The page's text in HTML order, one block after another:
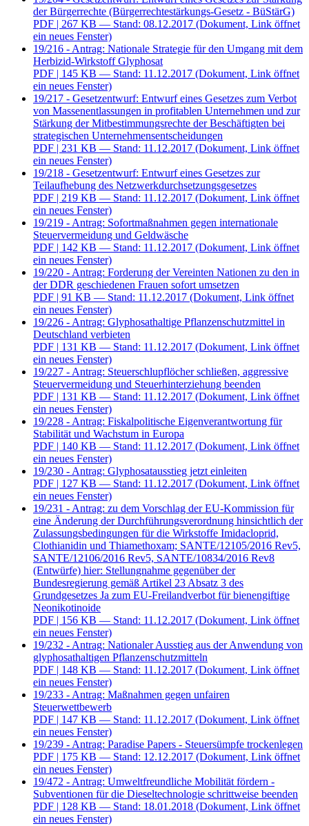
der Bürgerrechte (Bürgerrechtestärkungs-Gesetz - BüStärG)
PDF | 267 KB — Stand: 08.12.2017 (Dokument, Link öffnet
ein neues Fenster)
19/216 - Antrag: Nationale Strategie für den Umgang mit dem
Herbizid-Wirkstoff Glyphosat
PDF | 145 KB — Stand: 11.12.2017 (Dokument, Link öffnet
ein neues Fenster)
19/217 - Gesetzentwurf: Entwurf eines Gesetzes zum Verbot
von Massenentlassungen in profitablen Unternehmen und zur
Stärkung der Mitbestimmungsrechte der Beschäftigten bei
strategischen Unternehmensentscheidungen
PDF | 231 KB — Stand: 11.12.2017 (Dokument, Link öffnet
ein neues Fenster)
19/218 - Gesetzentwurf: Entwurf eines Gesetzes zur
Teilaufhebung des Netzwerkdurchsetzungsgesetzes
PDF | 219 KB — Stand: 11.12.2017 (Dokument, Link öffnet
ein neues Fenster)
19/219 - Antrag: Sofortmaßnahmen gegen internationale
Steuervermeidung und Geldwäsche
PDF | 142 KB — Stand: 11.12.2017 (Dokument, Link öffnet
ein neues Fenster)
19/220 - Antrag: Forderung der Vereinten Nationen zu den in
der DDR geschiedenen Frauen sofort umsetzen
PDF | 91 KB — Stand: 11.12.2017 (Dokument, Link öffnet
ein neues Fenster)
19/226 - Antrag: Glyphosathaltige Pflanzenschutzmittel in
Deutschland verbieten
PDF | 131 KB — Stand: 11.12.2017 (Dokument, Link öffnet
ein neues Fenster)
19/227 - Antrag: Steuerschlupflöcher schließen, aggressive
Steuervermeidung und Steuerhinterziehung beenden
PDF | 131 KB — Stand: 11.12.2017 (Dokument, Link öffnet
ein neues Fenster)
19/228 - Antrag: Fiskalpolitische Eigenverantwortung für
Stabilität und Wachstum in Europa
PDF | 140 KB — Stand: 11.12.2017 (Dokument, Link öffnet
ein neues Fenster)
19/230 - Antrag: Glyphosatausstieg jetzt einleiten
PDF | 127 KB — Stand: 11.12.2017 (Dokument, Link öffnet
ein neues Fenster)
19/231 - Antrag: zu dem Vorschlag der EU-Kommission für
eine Änderung der Durchführungsverordnung hinsichtlich der
Zulassungsbedingungen für die Wirkstoffe Imidacloprid,
Clothianidin und Thiamethoxam; SANTE/12105/2016 Rev5,
SANTE/12106/2016 Rev5, SANTE/10834/2016 Rev8
(Entwürfe) hier: Stellungnahme gegenüber der
Bundesregierung gemäß Artikel 23 Absatz 3 des
Grundgesetzes Ja zum EU-Freilandverbot für bienengiftige
Neonikotinoide
PDF | 156 KB — Stand: 11.12.2017 (Dokument, Link öffnet
ein neues Fenster)
19/232 - Antrag: Nationaler Ausstieg aus der Anwendung von
glyphosathaltigen Pflanzenschutzmitteln
PDF | 148 KB — Stand: 11.12.2017 (Dokument, Link öffnet
ein neues Fenster)
19/233 - Antrag: Maßnahmen gegen unfairen
Steuerwettbewerb
PDF | 147 KB — Stand: 11.12.2017 (Dokument, Link öffnet
ein neues Fenster)
19/239 - Antrag: Paradise Papers - Steuersümpfe trockenlegen
PDF | 175 KB — Stand: 12.12.2017 (Dokument, Link öffnet
ein neues Fenster)
19/472 - Antrag: Umweltfreundliche Mobilität fördern -
Subventionen für die Dieseltechnologie schrittweise beenden
PDF | 128 KB — Stand: 18.01.2018 (Dokument, Link öffnet
ein neues Fenster)